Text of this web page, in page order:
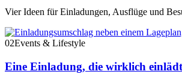
Vier Ideen für Einladungen, Ausflüge und
02Events & Lifestyle
Eine Einladung, die wirklich